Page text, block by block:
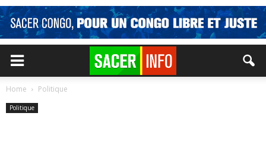
Home Politique
Politique